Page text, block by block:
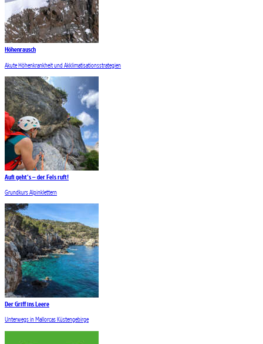
Höhenrausch
Akute Höhenkrankheit und Akklimatisationsstrategien
Aufi geht’s – der Fels ruft!
Grundkurs Alpinklettern
Der Griff ins Leere
Unterwegs in Mallorcas Küstengebirge